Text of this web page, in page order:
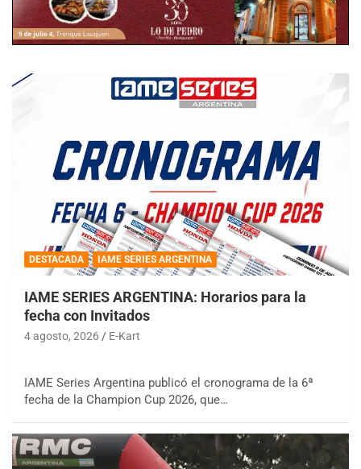
DESTACADA IAME SERIES ARGENTINA
IAME SERIES ARGENTINA: Horarios para la
fecha con Invitados
4 agosto, 2026 E-Kart
IAME Series Argentina publicó el cronograma de la 6ª
fecha de la Champion Cup 2026, que…